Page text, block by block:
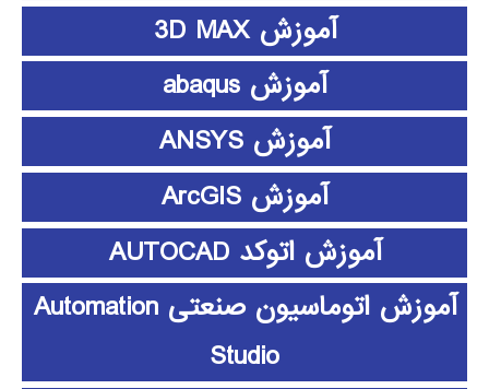
آموزش 3D MAX
آموزش abaqus
آموزش ANSYS
آموزش ArcGIS
آموزش اتوکد AUTOCAD
آموزش اتوماسیون صنعتی Automation
Studio